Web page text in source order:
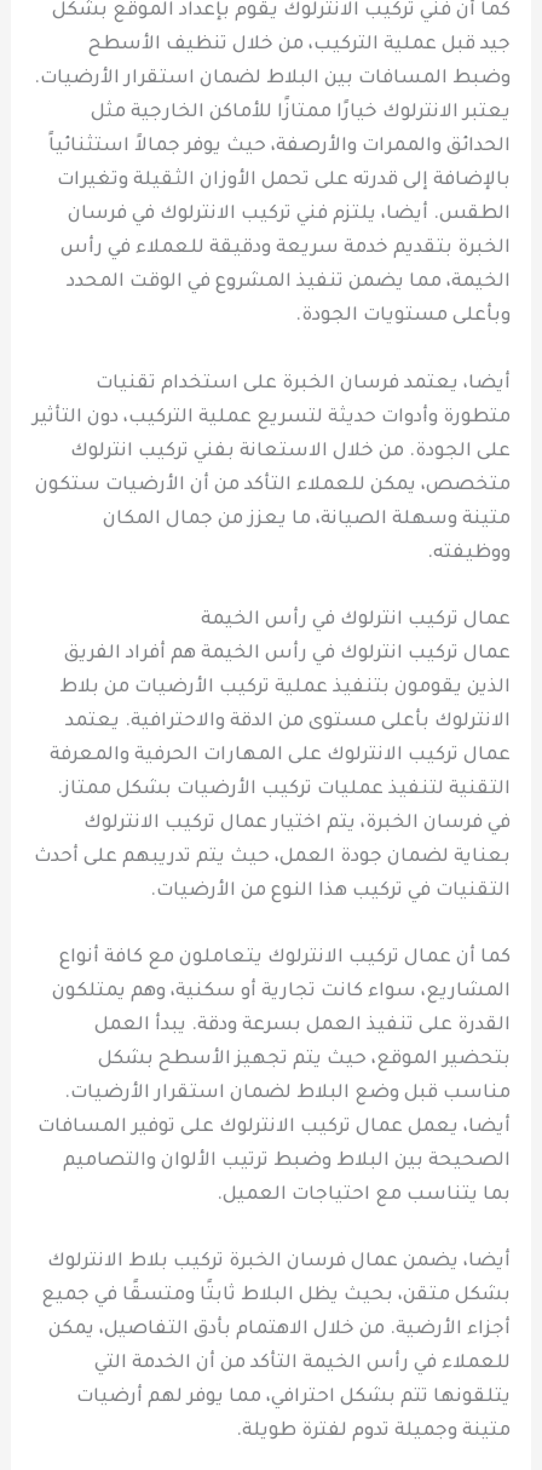
كما أن فني تركيب الانترلوك يقوم بإعداد الموقع بشكل
جيد قبل عملية التركيب، من خلال تنظيف الأسطح
وضبط المسافات بين البلاط لضمان استقرار الأرضيات.
يعتبر الانترلوك خيارًا ممتازًا للأماكن الخارجية مثل
الحدائق والممرات والأرصفة، حيث يوفر جمالاً استثنائياً
بالإضافة إلى قدرته على تحمل الأوزان الثقيلة وتغيرات
الطقس. أيضا، يلتزم فني تركيب الانترلوك في فرسان
الخبرة بتقديم خدمة سريعة ودقيقة للعملاء في رأس
الخيمة، مما يضمن تنفيذ المشروع في الوقت المحدد
وبأعلى مستويات الجودة.
أيضا، يعتمد فرسان الخبرة على استخدام تقنيات
متطورة وأدوات حديثة لتسريع عملية التركيب، دون التأثير
على الجودة. من خلال الاستعانة بفني تركيب انترلوك
متخصص، يمكن للعملاء التأكد من أن الأرضيات ستكون
متينة وسهلة الصيانة، ما يعزز من جمال المكان
ووظيفته.
عمال تركيب انترلوك في رأس الخيمة
عمال تركيب انترلوك في رأس الخيمة هم أفراد الفريق
الذين يقومون بتنفيذ عملية تركيب الأرضيات من بلاط
الانترلوك بأعلى مستوى من الدقة والاحترافية. يعتمد
عمال تركيب الانترلوك على المهارات الحرفية والمعرفة
التقنية لتنفيذ عمليات تركيب الأرضيات بشكل ممتاز.
في فرسان الخبرة، يتم اختيار عمال تركيب الانترلوك
بعناية لضمان جودة العمل، حيث يتم تدريبهم على أحدث
التقنيات في تركيب هذا النوع من الأرضيات.
كما أن عمال تركيب الانترلوك يتعاملون مع كافة أنواع
المشاريع، سواء كانت تجارية أو سكنية، وهم يمتلكون
القدرة على تنفيذ العمل بسرعة ودقة. يبدأ العمل
بتحضير الموقع، حيث يتم تجهيز الأسطح بشكل
مناسب قبل وضع البلاط لضمان استقرار الأرضيات.
أيضا، يعمل عمال تركيب الانترلوك على توفير المسافات
الصحيحة بين البلاط وضبط ترتيب الألوان والتصاميم
بما يتناسب مع احتياجات العميل.
أيضا، يضمن عمال فرسان الخبرة تركيب بلاط الانترلوك
بشكل متقن، بحيث يظل البلاط ثابتًا ومتسقًا في جميع
أجزاء الأرضية. من خلال الاهتمام بأدق التفاصيل، يمكن
للعملاء في رأس الخيمة التأكد من أن الخدمة التي
يتلقونها تتم بشكل احترافي، مما يوفر لهم أرضيات
متينة وجميلة تدوم لفترة طويلة.